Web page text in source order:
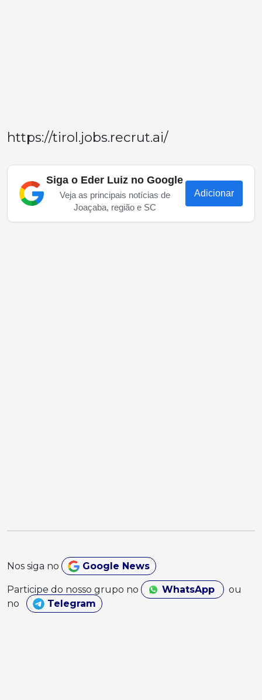
https://tirol.jobs.recrut.ai/
Siga o Eder Luiz no Google
Veja as principais notícias de
Joaçaba, região e SC
Adicionar
Nos siga no Google News
Participe do nosso grupo no WhatsApp
ou
no
Telegram